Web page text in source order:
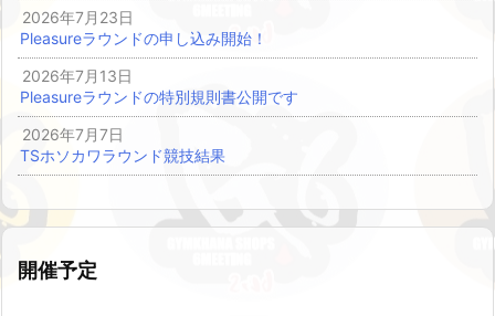
2026年7月23日
Pleasureラウンドの申し込み開始！
2026年7月13日
Pleasureラウンドの特別規則書公開です
2026年7月7日
TSホソカワラウンド競技結果
開催予定